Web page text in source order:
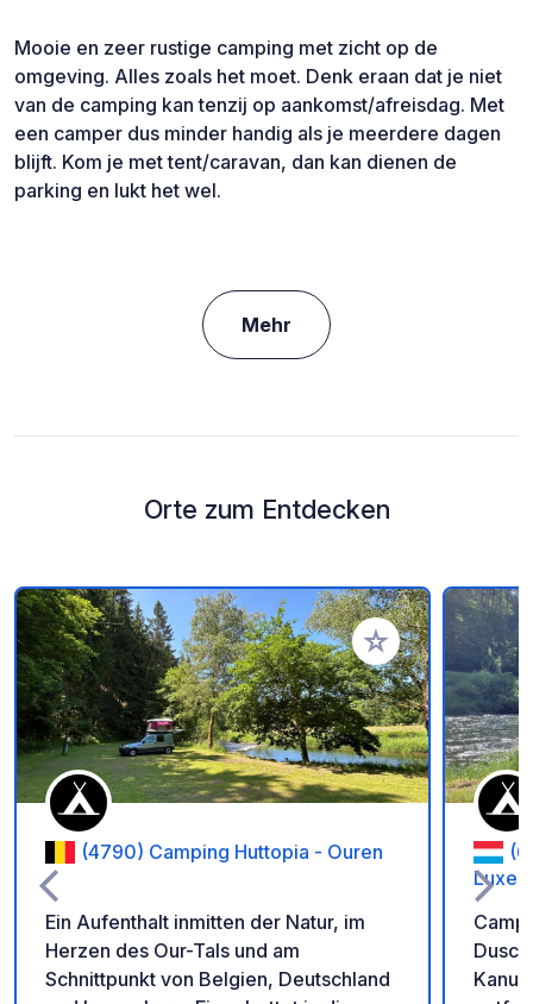
Mooie en zeer rustige camping met zicht op de
omgeving. Alles zoals het moet. Denk eraan dat je niet
van de camping kan tenzij op aankomst/afreisdag. Met
een camper dus minder handig als je meerdere dagen
blijft. Kom je met tent/caravan, dan kan dienen de
parking en lukt het wel.
Mehr
Orte zum Entdecken
Zu Ihren Favoriten
(4790) Camping Huttopia - Ouren
Ein Aufenthalt inmitten der Natur, im
Herzen des Our-Tals und am
Schnittpunkt von Belgien, Deutschland